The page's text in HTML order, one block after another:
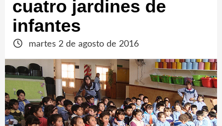
cuatro jardines de
infantes
martes 2 de agosto de 2016